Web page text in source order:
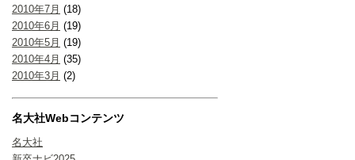
2010年7月 (18)
2010年6月 (19)
2010年5月 (19)
2010年4月 (35)
2010年3月 (2)
名大社Webコンテンツ
名大社